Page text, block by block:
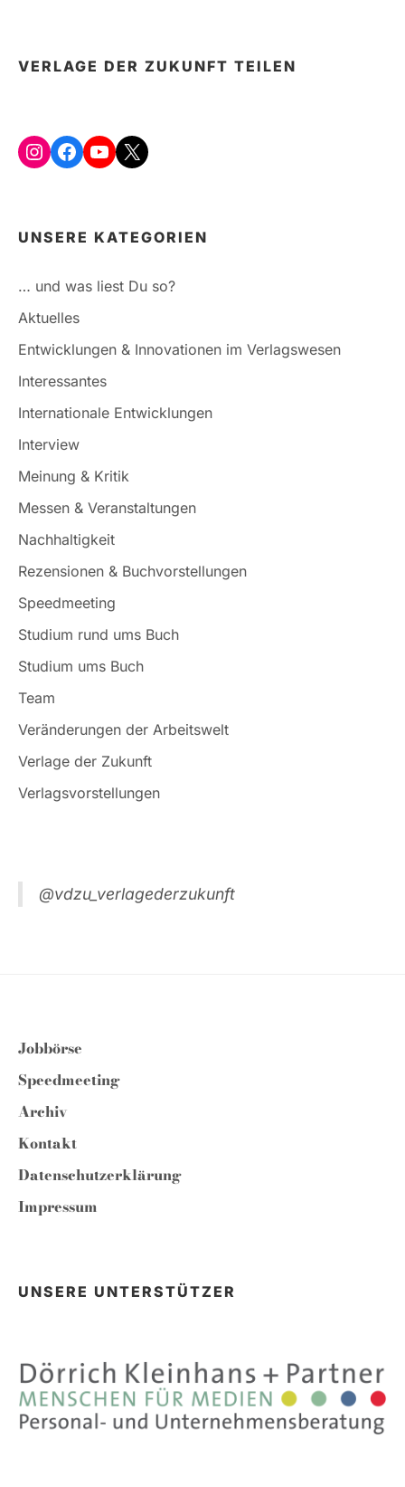
VERLAGE DER ZUKUNFT TEILEN
Instagram
Facebook
YouTube
X
UNSERE KATEGORIEN
… und was liest Du so?
Aktuelles
Entwicklungen & Innovationen im Verlagswesen
Interessantes
Internationale Entwicklungen
Interview
Meinung & Kritik
Messen & Veranstaltungen
Nachhaltigkeit
Rezensionen & Buchvorstellungen
Speedmeeting
Studium rund ums Buch
Studium ums Buch
Team
Veränderungen der Arbeitswelt
Verlage der Zukunft
Verlagsvorstellungen
@vdzu_verlagederzukunft
Jobbörse
Speedmeeting
Archiv
Kontakt
Datenschutzerklärung
Impressum
UNSERE UNTERSTÜTZER